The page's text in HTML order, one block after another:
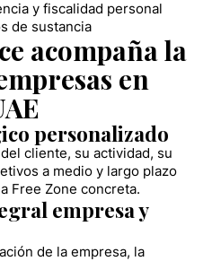
y fiscalidad personal
de sustancia
acompaña la
en
personalizado
cliente, su actividad, su
a medio y largo plazo
Free Zone concreta.
empresa y
de la empresa, la